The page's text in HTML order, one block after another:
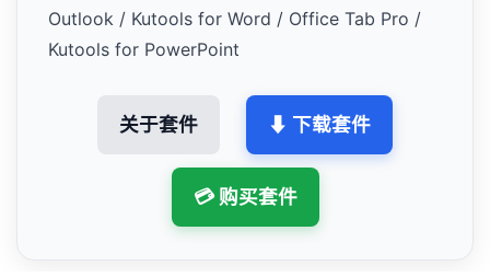
Outlook / Kutools for Word / Office Tab Pro /
Kutools for PowerPoint
关于套件 ⬇ 下载套件
💳 购买套件